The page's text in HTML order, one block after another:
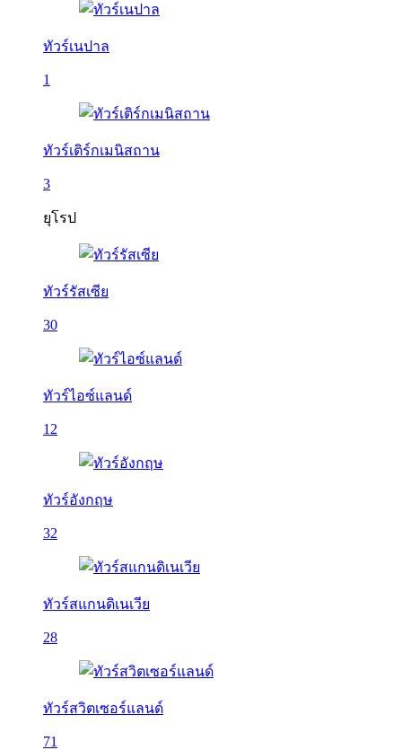
ทัวร์เนปาล
1
ทัวร์เติร์กเมนิสถาน
3
ยุโรป
ทัวร์รัสเซีย
30
ทัวร์ไอซ์แลนด์
12
ทัวร์อังกฤษ
32
ทัวร์สแกนดิเนเวีย
28
ทัวร์สวิตเซอร์แลนด์
71